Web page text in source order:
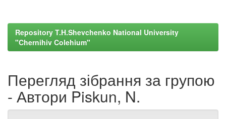
Repository T.H.Shevchenko National University
"Chernihiv Colehium"
Перегляд зібрання за групою
- Автори Piskun, N.